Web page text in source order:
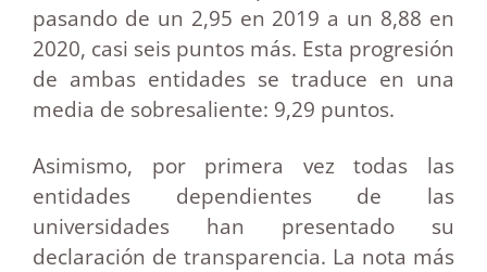
pasando de un 2,95 en 2019 a un 8,88 en
2020, casi seis puntos más. Esta progresión
de ambas entidades se traduce en una
media de sobresaliente: 9,29 puntos.
Asimismo, por primera vez todas las
entidades dependientes de las
universidades han presentado su
declaración de transparencia. La nota más